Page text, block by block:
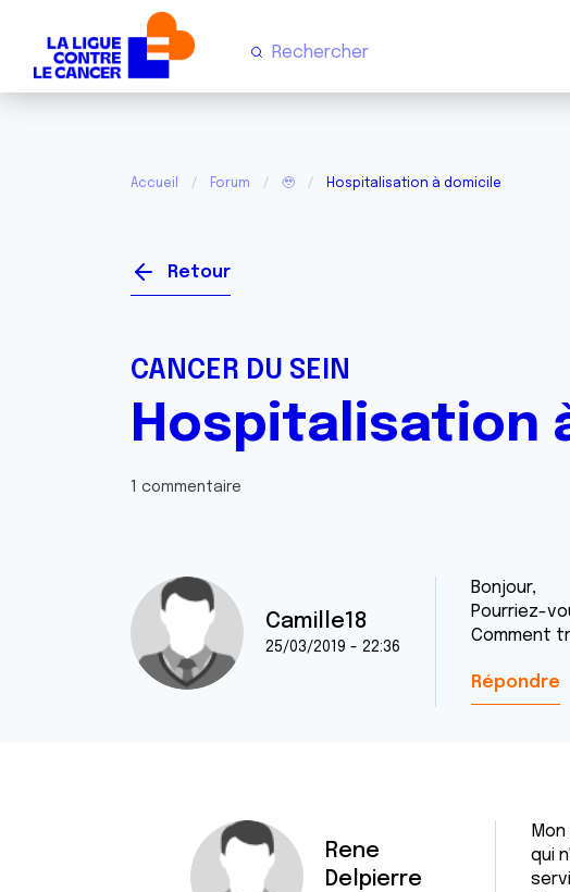
Accueil Forum 🥹 Hospitalisation à domicile
Retour
CANCER DU SEIN
Hospitalisation
1 commentaire
Camille18
25/03/2019 - 22:36
Bonjour,
Pourriez-
Comment
Répondre
Rene
Delpierre
qui